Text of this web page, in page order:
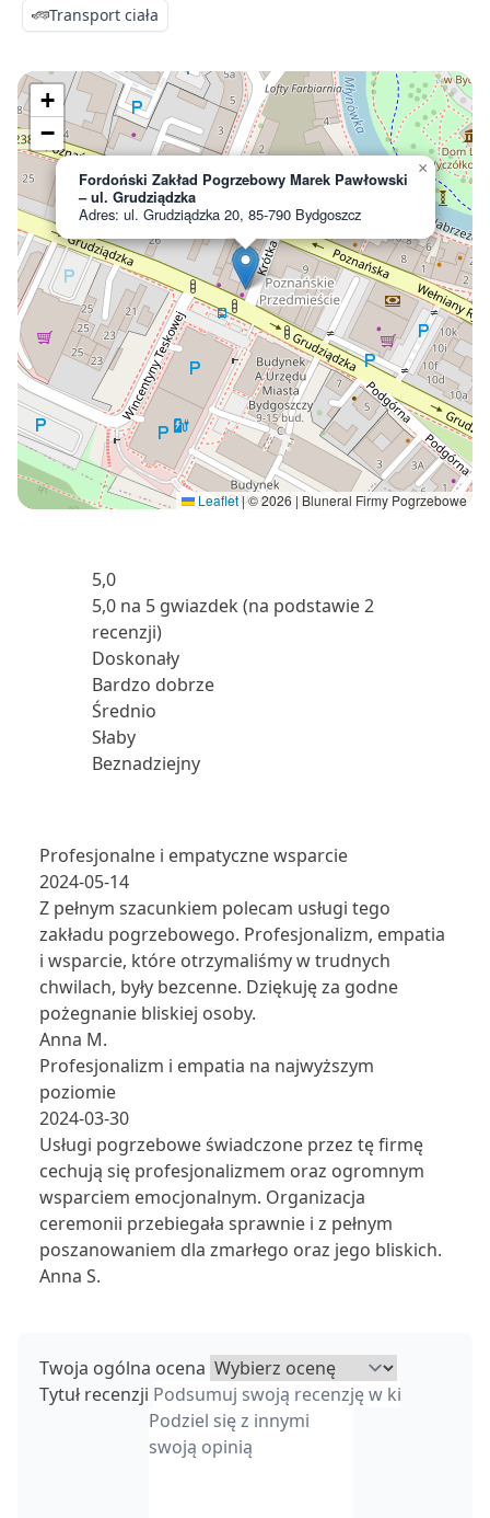
Transport ciała
Fordoński Zakład Pogrzebowy Marek Pawłowski
– ul. Grudziądzka
Adres: ul. Grudziądzka 20, 85-790 Bydgoszcz
×
+
−
Leaflet|© 2026 | Bluneral Firmy Pogrzebowe
5,0
5,0 na 5 gwiazdek (na podstawie 2
recenzji)
Doskonały
Bardzo dobrze
Średnio
Słaby
Beznadziejny
Profesjonalne i empatyczne wsparcie
2024-05-14
Z pełnym szacunkiem polecam usługi tego
zakładu pogrzebowego. Profesjonalizm, empatia
i wsparcie, które otrzymaliśmy w trudnych
chwilach, były bezcenne. Dziękuję za godne
pożegnanie bliskiej osoby.
Anna M.
Profesjonalizm i empatia na najwyższym
poziomie
2024-03-30
Usługi pogrzebowe świadczone przez tę firmę
cechują się profesjonalizmem oraz ogromnym
wsparciem emocjonalnym. Organizacja
ceremonii przebiegała sprawnie i z pełnym
poszanowaniem dla zmarłego oraz jego bliskich.
Anna S.
Twoja ogólna ocena
Tytuł recenzji